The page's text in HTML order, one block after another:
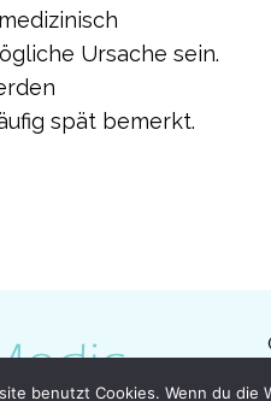
Ursache sein.
spät bemerkt.
benutzt Cookies. Wenn du